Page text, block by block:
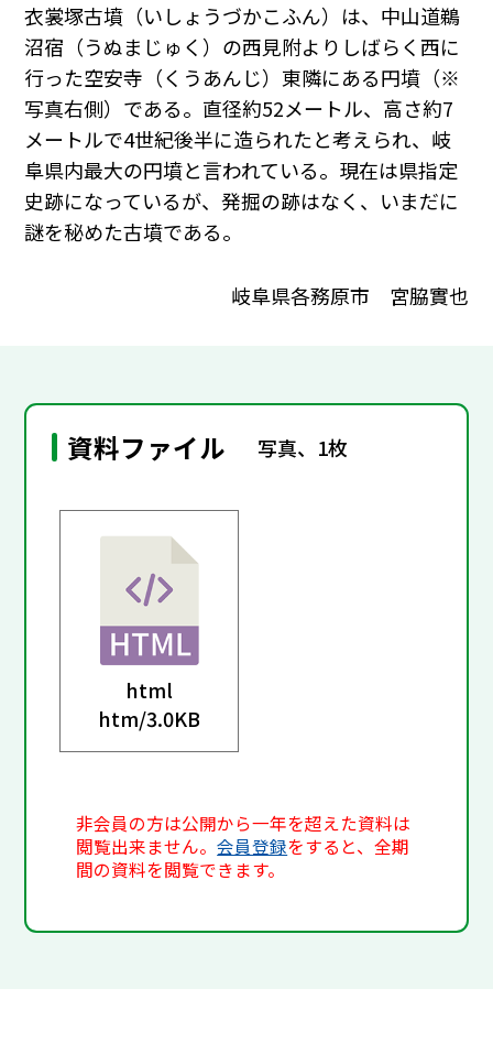
衣裳塚古墳（いしょうづかこふん）は、中山道鵜
沼宿（うぬまじゅく）の西見附よりしばらく西に
行った空安寺（くうあんじ）東隣にある円墳（※
写真右側）である。直径約52メートル、高さ約7
メートルで4世紀後半に造られたと考えられ、岐
阜県内最大の円墳と言われている。現在は県指定
史跡になっているが、発掘の跡はなく、いまだに
謎を秘めた古墳である。
岐阜県各務原市 宮脇實也
資料ファイル 写真、1枚
html
htm/3.0KB
非会員の方は公開から一年を超えた資料は
閲覧出来ません。会員登録をすると、全期
間の資料を閲覧できます。